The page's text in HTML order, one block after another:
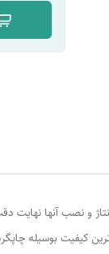
و نصب آنها نهایت
کیفیت بوسیله